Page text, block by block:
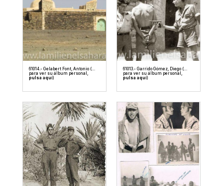
61014.- Gelabert Font, Antonio (…
para ver su álbum personal,
pulsa aquí)
61013.- Garrido Gómez, Diego (…
para ver su álbum personal,
pulsa aquí)